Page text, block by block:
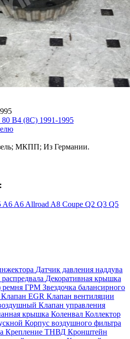
80 B4 (8C) 1991-1995
МКПП; Из Германии.
A6 A6 Allroad A8 Coupe Q2 Q3 Q5
Датчик давления наддува
Декоративная крышка
ремня ГРМ Звездочка балансирного
Клапан EGR Клапан вентиляции
Клапан управления
крышка Коленвал Коллектор
Корпус воздушного фильтра
Крепление ТНВД Кронштейн